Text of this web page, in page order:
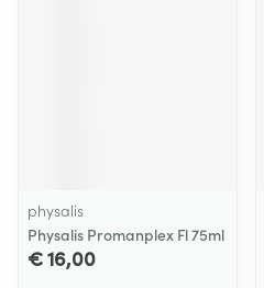
physalis
Physalis Promanplex Fl 75ml
€ 16,00